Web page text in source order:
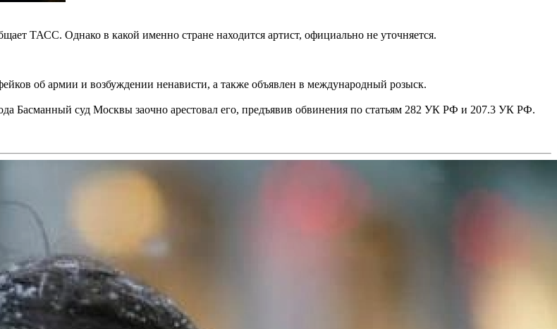
ТАСС. Однако в какой именно стране находится артист, официально не уточняется.
об армии и возбуждении ненависти, а также объявлен в международный розыск.
Басманный суд Москвы заочно арестовал его, предъявив обвинения по статьям 282 УК РФ и 207.3 УК РФ.